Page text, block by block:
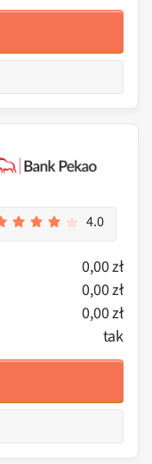
4.0
0,00 zł
0,00 zł
0,00 zł
tak